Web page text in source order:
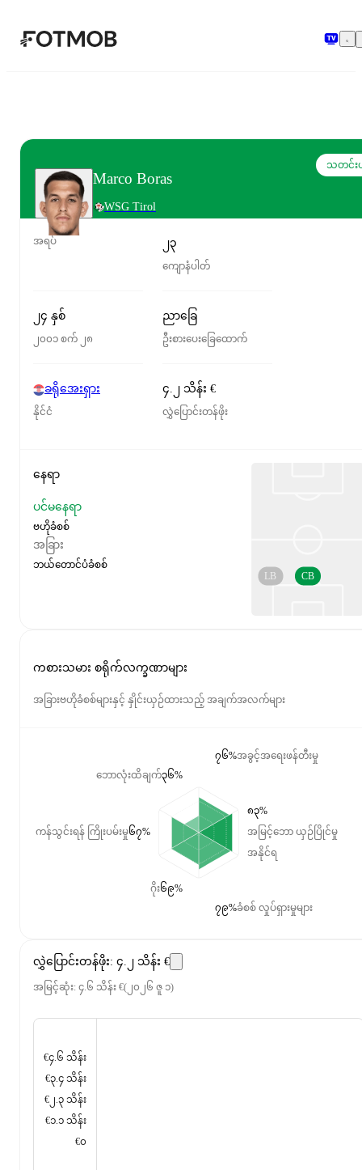
အဓိကအကြောင်းအရာသို့ ကျော်သွားရန်
Marco Boras
WSG Tirol
သတင်း
အရပ် ၂၃
ကျောနံပါတ်
၂၄ နှစ်
၂၀၀၁ စက် ၂၈
ညာခြေ
ဦးစားပေးခြေထောက်
ခရိုအေးရှား
နိုင်ငံ
၄.၂ သိန်း €
လွှဲပြောင်းတန်ဖိုး
နေရာ
ပင်မနေရာ
ဗဟိုခံစစ်
အခြား
ဘယ်တောင်ပံခံစစ်
CB
LB
ကစားသမား စရိုက်လက္ခဏာများ
အခြားဗဟိုခံစစ်များနှင့် နှိုင်းယှဉ်ထားသည့် အချက်အလက်များ
ဘောလုံးထိချက်၃၆%
ကန်သွင်းရန် ကြိုးပမ်းမှု၆၇%
ဂိုး၆၉%
အခွင့်အရေးဖန်တီးမှု
၇၆%
အမြင့်ဘော ယှဉ်ပြိုင်မှု
အနိုင်ရ
၈၃%
ခံစစ် လှုပ်ရှားမှုများ
၇၉%
လွှဲပြောင်းတန်ဖိုး: ၄.၂ သိန်း €
အမြင့်ဆုံး: ၄.၆ သိန်း €( ၂၀၂၆ ဇူ ၁)
€၄.၆ သိန်း
€၃.၄ သိန်း
€၂.၃ သိန်း
€၁.၁ သိန်း
€၀